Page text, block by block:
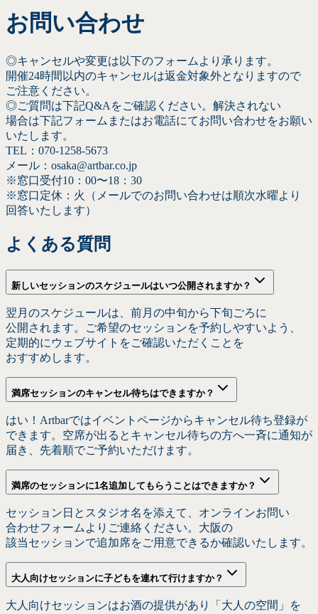
お問い合わせ
◎キャンセルや変更は以下のフォームより 承ります。
開催24時間以内のキャンセルは返金対象外と なりますので
ご注意ください。
◎ご質問は下記Q&Aをご確認ください。 解決されない
場合は下記フォームまたはお電話にてお問い合わせをお願い
いたします。
TEL：070-1258-5673
メール：osaka@artbar.co.jp
※窓口受付10：00〜18：30
※窓口定休：火
（メールでのお問い合わせは順次水曜より
回答いたします）
よく ある質問
新しいセッションのスケジュールはいつ公開されますか？
翌月のスケジュールは、 前月の中旬から下旬ごろに
公開されます。
ご希望のセッションを予約しやすいよう、
定期的に ウェブサイトをご確認いただく ことを
おすすめします。
満席セッションのキャンセル待ちはできますか？
はい！ Artbarではイベントページからキャンセル待ち登録が
できます。 空席が出ると キャンセル待ちの方へ一斉に通知が
届き、 先着順でご予約いただけます。
満席のセッションに1名追加して もらう ことはできますか？
セッション日と スタジオ名を添えて、 オンラインお問い
合わせフォームより ご連絡ください。 大阪の
該当セッションで追加席をご用意できるか確認いたします。
大人向けセッションに子どもを連れて行けますか？
大人向けセッションはお酒の提供があり 「大人の空間」を